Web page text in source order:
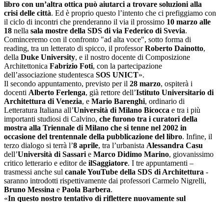
libro con un’altra ottica può aiutarci a trovare soluzioni alla
crisi delle città. Ed è proprio questo l’intento che ci prefiggiamo con
il ciclo di incontri che prenderanno il via il prossimo 10 marzo alle
18 nella sala mostre della SDS di via Federico di Svevia.
Cominceremo con il confronto "ad alta voce", sotto forma di
reading, tra un letterato di spicco, il professorRoberto Dainotto,
della Duke University, e il nostro docente di Composizione
Architettonica Fabrizio Foti, con la partecipazione
dell’associazione studentesca SOS UNICT».
Il secondo appuntamento, previsto per il 28 marzo, ospiterà i
docenti Alberto Ferlenga, già rettore dell’Istituto Universitario di
Architettura di Venezia, e Mario Barenghi, ordinario di
Letteratura Italiana all’Università di Milano Bicocca e tra i più
importanti studiosi di Calvino, che furono tra i curatori della
mostra alla Triennale di Milano che si tenne nel 2002 in
occasione del trentennale della pubblicazione del libro. Infine, il
terzo dialogo si terrà l’8 aprile, tra l’urbanista Alessandra Casu
dell’Università di Sassari e Marco Didimo Marino, giovanissimo
critico letterario e editor de ilSaggiatore. I tre appuntamenti –
trasmessi anche sul canale YouTube della SDS di Architettura -
saranno introdotti rispettivamente dai professori Carmelo Nigrelli,
Bruno Messina e Paola Barbera.
«In questo nostro tentativo di riflettere nuovamente sul